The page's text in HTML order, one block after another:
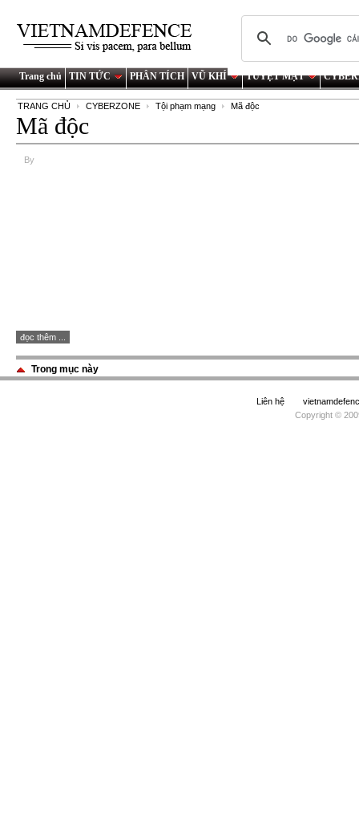
Trang chủ TIN TỨC PHÂN TÍCH VŨ KHÍ TUYỆT MẬT
TRANG CHỦ CYBERZONE Tội phạm mạng Mã độc
Mã độc
By
đọc thêm ...
Trong mục này
Liên hệ
Copyright ©